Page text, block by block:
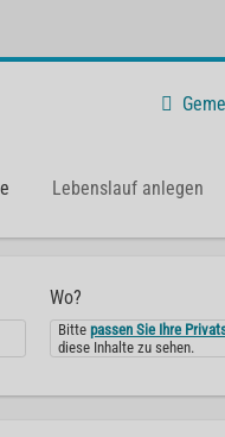
Lebenslauf anlegen
Wo?
Bittepassen Sie Ihre
diese Inhalte zu sehen.